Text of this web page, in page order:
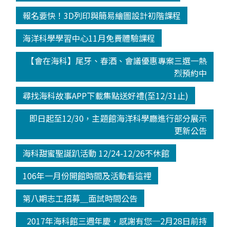
報名要快！3D列印與簡易繪圖設計初階課程
海洋科學學習中心11月免費體驗課程
【會在海科】尾牙、春酒、會議優惠專案三選一熱
烈預約中
尋找海科故事APP下載集點送好禮(至12/31止)
即日起至12/30，主題館海洋科學廳進行部分展示
更新公告
海科甜蜜聖誕趴活動 12/24-12/26不休館
106年一月份開館時間及活動看這裡
第八期志工招募＿面試時間公告
2017年海科館三週年慶，感謝有您─2月28日前持